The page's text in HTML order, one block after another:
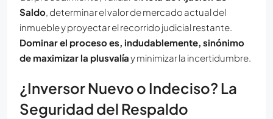
Saldo, determinar el valor de mercado actual del
inmueble y proyectar el recorrido judicial restante.
Dominar el proceso es, indudablemente, sinónimo
de maximizar la plusvalíay minimizar la incertidumbre.
¿Inversor Nuevo o Indeciso? La
Seguridad del Respaldo